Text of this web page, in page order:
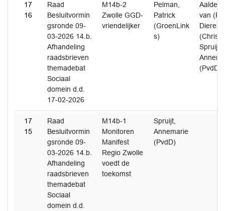
17
16
Raad
Besluitvormin
gsronde 09-
03-2026 14.b.
Afhandeling
raadsbrieven
themadebat
Sociaal
domein d.d.
17-02-2026
M14b-2
Zwolle GGD-
vriendelijker
Pelman,
Patrick
(GroenLink
s)
van
Dieren,
Spruijt,
(PvdD)
17
15
Raad
Besluitvormin
gsronde 09-
03-2026 14.b.
Afhandeling
raadsbrieven
themadebat
Sociaal
domein d.d.
M14b-1
Monitoren
Manifest
Regio Zwolle
voedt de
toekomst
Spruijt,
Annemarie
(PvdD)